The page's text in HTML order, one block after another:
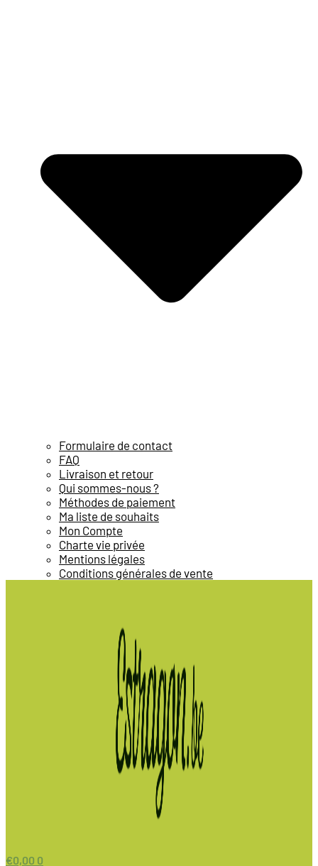
Formulaire de contact
FAQ
Livraison et retour
Qui sommes-nous ?
Méthodes de paiement
Ma liste de souhaits
Mon Compte
Charte vie privée
Mentions légales
Conditions générales de vente
€0,00 0